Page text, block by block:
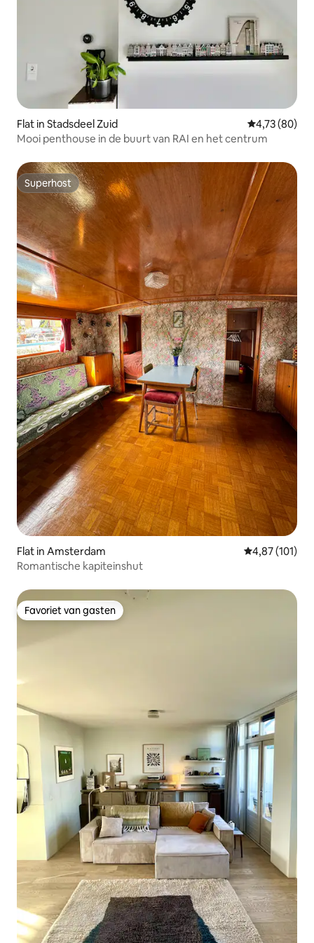
Flat in Stadsdeel Zuid Gemiddelde
4,73 (80)
Mooi penthouse in de buurt van RAI en het centrum
Superhost
Superhost
Flat in Amsterdam Gemiddelde
4,87 (101)
Romantische kapiteinshut
Favoriet van gasten
Favoriet van gasten